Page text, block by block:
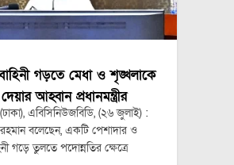
গড়তে মেধা ও শৃঙ্খলাকে
আহ্বান প্রধানমন্ত্রীর
এবিসিনিউজবিডি, (২৬ জুলাই) :
রহমান বলেছেন, একটি পেশাদার ও
গড়ে তুলতে পদোন্নতির ক্ষেত্রে